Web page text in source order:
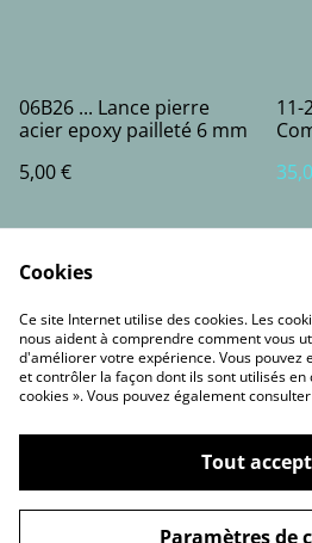
06B26 ... Lance pierre
acier epoxy pailleté 6 mm
5,00 €
%
11-
Contact Us
france-lance-pierre.fr
Cookies
Ce site Internet utilise des cookies. Les
nous aident à comprendre comment vous
d'améliorer votre expérience. Vous pouvez
et contrôler la façon dont ils sont utilisés
cookies ». Vous pouvez également
Tout
Paramètres de